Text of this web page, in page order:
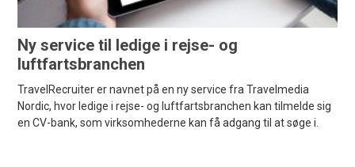
Ny service til ledige i rejse- og
luftfartsbranchen
TravelRecruiter er navnet på en ny service fra Travelmedia
Nordic, hvor ledige i rejse- og luftfartsbranchen kan tilmelde sig
en CV-bank, som virksomhederne kan få adgang til at søge i.